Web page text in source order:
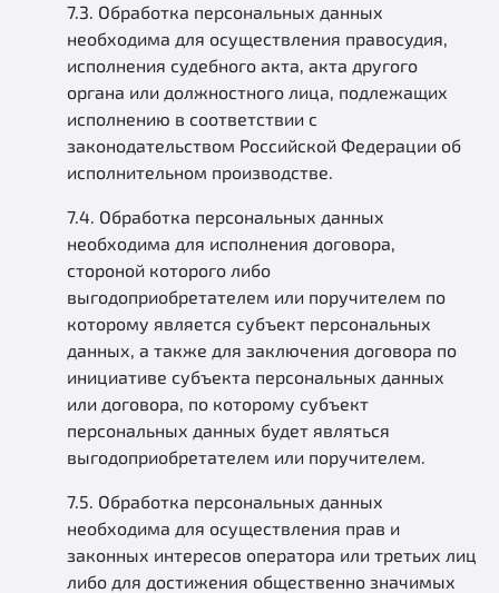
7.3. Обработка персональных данных
необходима для осуществления правосудия,
исполнения судебного акта, акта другого
органа или должностного лица, подлежащих
исполнению в соответствии с
законодательством Российской Федерации об
исполнительном производстве.
7.4. Обработка персональных данных
необходима для исполнения договора,
стороной которого либо
выгодоприобретателем или поручителем по
которому является субъект персональных
данных, а также для заключения договора по
инициативе субъекта персональных данных
или договора, по которому субъект
персональных данных будет являться
выгодоприобретателем или поручителем.
7.5. Обработка персональных данных
необходима для осуществления прав и
законных интересов оператора или третьих лиц
либо для достижения общественно значимых